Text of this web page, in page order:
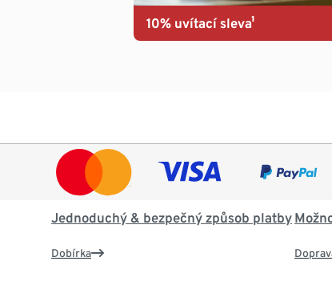
10% uvítací sleva¹
Jednoduchý & bezpečný způsob platby
Dobírka